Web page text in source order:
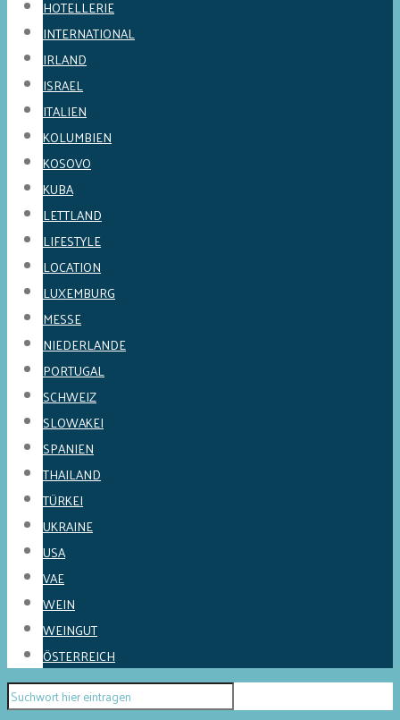
HOTELLERIE
INTERNATIONAL
IRLAND
ISRAEL
ITALIEN
KOLUMBIEN
KOSOVO
KUBA
LETTLAND
LIFESTYLE
LOCATION
LUXEMBURG
MESSE
NIEDERLANDE
PORTUGAL
SCHWEIZ
SLOWAKEI
SPANIEN
THAILAND
TÜRKEI
UKRAINE
USA
VAE
WEIN
WEINGUT
ÖSTERREICH